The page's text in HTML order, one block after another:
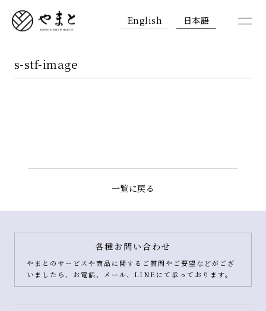
English 日本語
s-stf-image
一覧に戻る
各種お問い合わせ
やまとのサービスや商品に関するご質問やご要望などがござ
いましたら、お電話、メール、LINEにて承っております。